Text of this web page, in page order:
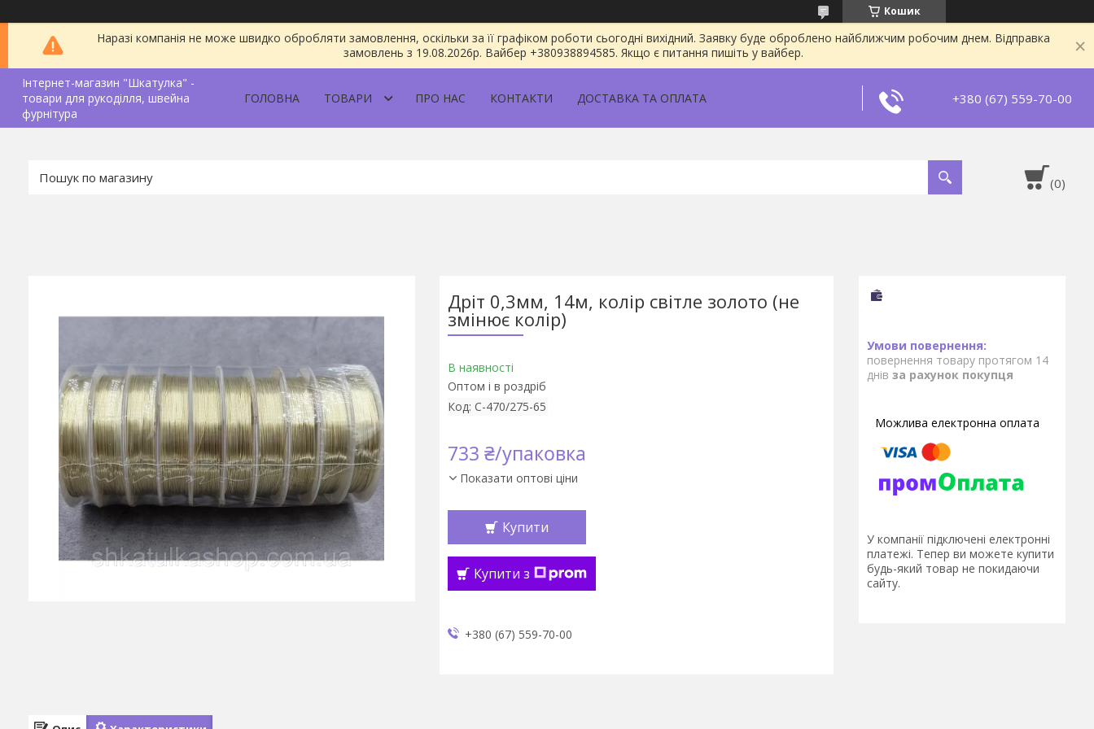
Кошик
Наразі компанія не може швидко обробляти замовлення, оскільки за її графіком роботи сьогодні вихідний. Заявку буде оброблено найближчим робочим днем. Відправка
замовлень з 19.08.2026р. Вайбер +380938894585. Якщо є питання пишіть у вайбер.
Інтернет-магазин "Шкатулка" -
товари для рукоділля, швейна
фурнітура
ГОЛОВНА ТОВАРИ ПРО НАС КОНТАКТИ ДОСТАВКА ТА ОПЛАТА +380 (67) 559-70-00
Дріт 0,3мм, 14м, колір світле золото (не
змінює колір)
В наявності
Оптом і в роздріб
Код: С-470/275-65
733 ₴/упаковка
Показати оптові ціни
Купити
Купити з
+380 (67) 559-70-00
повернення товару протягом 14
днів за рахунок покупця
У компанії підключені електронні
платежі. Тепер ви можете купити
будь-який товар не покидаючи
сайту.